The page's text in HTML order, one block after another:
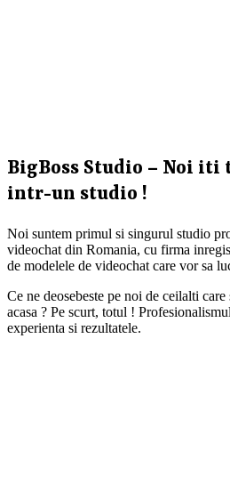
BigBoss Studio – Noi iti
intr-un studio !
Noi suntem primul si singurul studio
videochat din Romania, cu firma
de modelele de videochat care vor sa
Ce ne deosebeste pe noi de ceilalti
acasa ? Pe scurt, totul !
experienta si rezultatele.